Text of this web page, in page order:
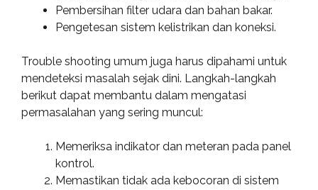
Pembersihan filter udara dan bahan bakar.
Pengetesan sistem kelistrikan dan koneksi.
Trouble shooting umum juga harus dipahami untuk
mendeteksi masalah sejak dini. Langkah-langkah
berikut dapat membantu dalam mengatasi
permasalahan yang sering muncul:
Memeriksa indikator dan meteran pada panel
kontrol.
Memastikan tidak ada kebocoran di sistem